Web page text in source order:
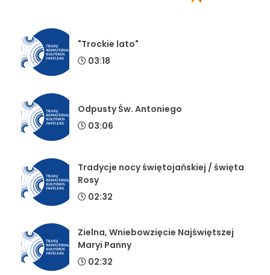
"Trockie lato"
03:18
Odpusty Św. Antoniego
03:06
Tradycje nocy świętojańskiej / święta
Rosy
02:32
Zielna, Wniebowzięcie Najświętszej
Maryi Panny
02:32